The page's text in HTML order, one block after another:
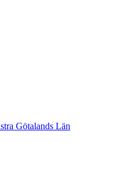
Götalands Län